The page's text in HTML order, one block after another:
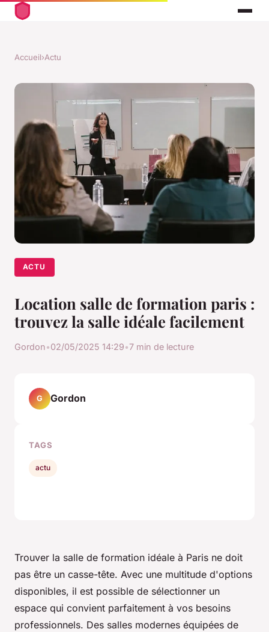
Accueil›Actu
ACTU
Location salle de formation paris :
trouvez la salle idéale facilement
Gordon•02/05/2025 14:29•7 min de lecture
Trouver la salle de formation idéale à Paris ne doit
pas être un casse-tête. Avec une multitude d'options
disponibles, il est possible de sélectionner un
espace qui convient parfaitement à vos besoins
professionnels. Des salles modernes équipées de
G Gordon
TAGS
actu